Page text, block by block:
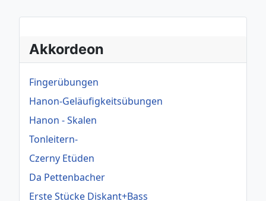
Akkordeon
Fingerübungen
Hanon-Geläufigkeitsübungen
Hanon - Skalen
Tonleitern-
Czerny Etüden
Da Pettenbacher
Erste Stücke Diskant+Bass